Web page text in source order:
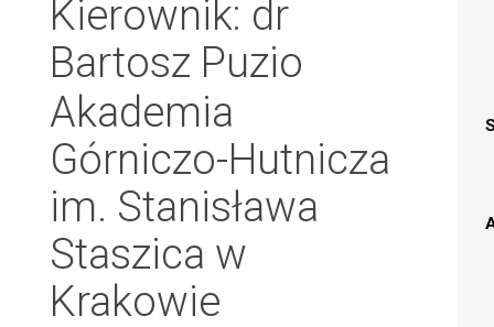
Kierownik: dr
Bartosz Puzio
Akademia
Górniczo-Hutnicza
im. Stanisława
Staszica w
Krakowie